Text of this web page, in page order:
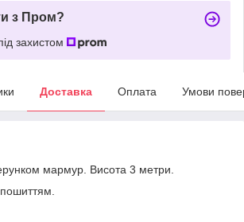
з Пром?
захистом
Доставка Оплата Умови
мармур. Висота 3 метри.